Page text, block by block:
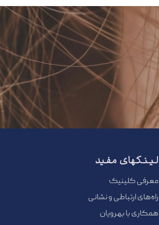
لینکهای مفید
معرفی کلینیک
راه‌های ارتباطی و نشانی
همکاری با بهرویان